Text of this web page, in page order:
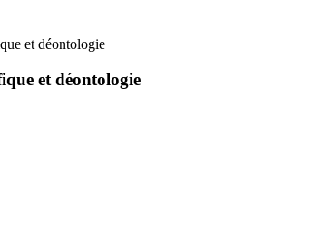
et déontologie
et déontologie